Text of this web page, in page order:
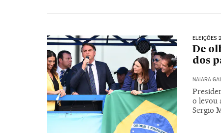
ELEIÇÕES
De
dos
NAIARA
o levou
Sergio